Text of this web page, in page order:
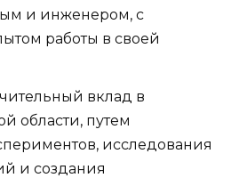
и инженером, с
работы в своей
вклад в
области, путем
исследования
и создания